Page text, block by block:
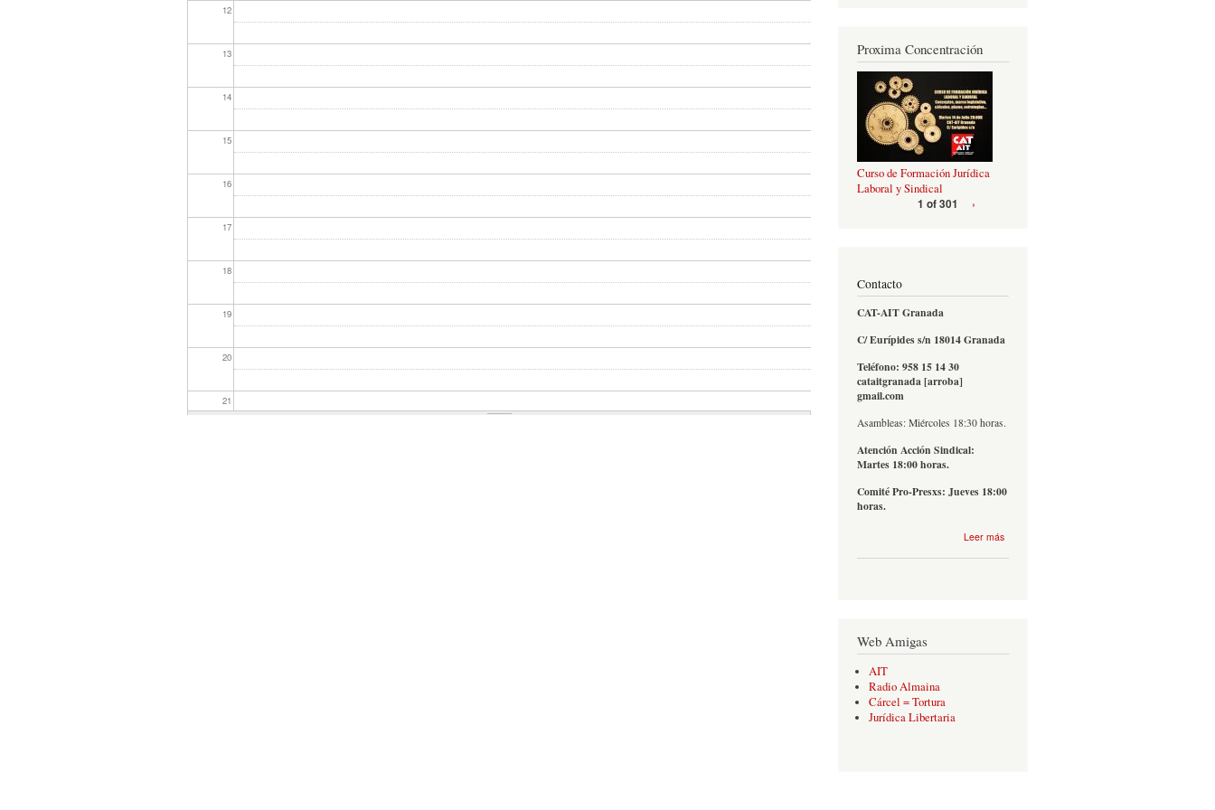
12
13
14
15
16
17
18
19
20
21
Proxima Concentración
Curso de Formación Jurídica
Laboral y Sindical
1 of 301
›
Contacto
CAT-AIT Granada
C/ Eurípides s/n 18014 Granada
Teléfono: 958 15 14 30
cataitgranada [arroba]
gmail.com
Asambleas: Miércoles 18:30 horas.
Atención Acción Sindical:
Martes 18:00 horas.
Comité Pro-Presxs: Jueves 18:00
horas.
Leer más
Web Amigas
AIT
Radio Almaina
Cárcel = Tortura
Jurídica Libertaria